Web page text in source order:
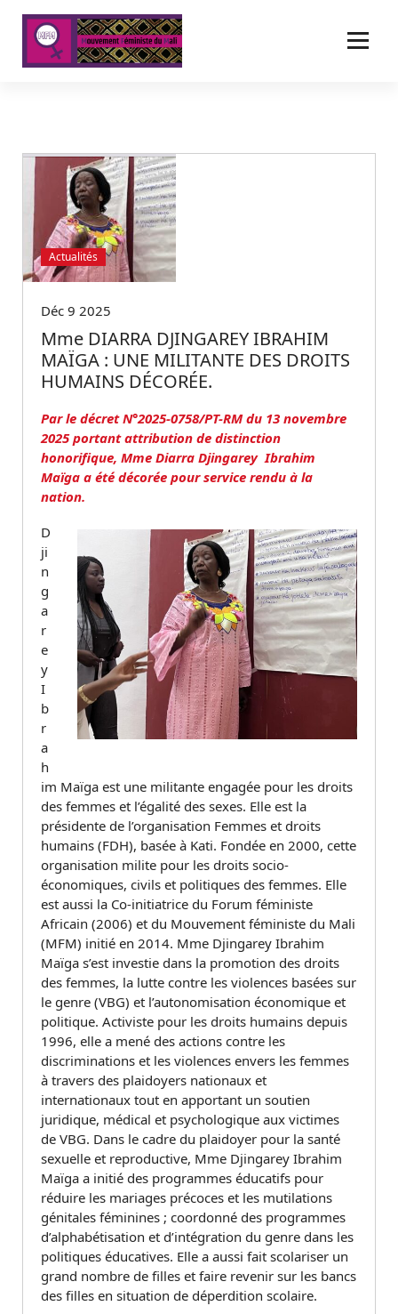
Actualités
Déc 9 2025
Mme DIARRA DJINGAREY IBRAHIM
MAÏGA : UNE MILITANTE DES DROITS
HUMAINS DÉCORÉE.
Par le décret N°2025-0758/PT-RM du 13 novembre
2025 portant attribution de distinction
honorifique, Mme Diarra Djingarey Ibrahim
Maïga a été décorée pour service rendu à la
nation.
D
ji
n
g
a
r
e
y
I
b
r
a
h
im Maïga est une militante engagée pour les droits
des femmes et l’égalité des sexes. Elle est la
présidente de l’organisation Femmes et droits
humains (FDH), basée à Kati. Fondée en 2000, cette
organisation milite pour les droits socio-
économiques, civils et politiques des femmes. Elle
est aussi la Co-initiatrice du Forum féministe
Africain (2006) et du Mouvement féministe du Mali
(MFM) initié en 2014. Mme Djingarey Ibrahim
Maïga s’est investie dans la promotion des droits
des femmes, la lutte contre les violences basées sur
le genre (VBG) et l’autonomisation économique et
politique. Activiste pour les droits humains depuis
1996, elle a mené des actions contre les
discriminations et les violences envers les femmes
à travers des plaidoyers nationaux et
internationaux tout en apportant un soutien
juridique, médical et psychologique aux victimes
de VBG. Dans le cadre du plaidoyer pour la santé
sexuelle et reproductive, Mme Djingarey Ibrahim
Maïga a initié des programmes éducatifs pour
réduire les mariages précoces et les mutilations
génitales féminines ; coordonné des programmes
d’alphabétisation et d’intégration du genre dans les
politiques éducatives. Elle a aussi fait scolariser un
grand nombre de filles et faire revenir sur les bancs
des filles en situation de déperdition scolaire.